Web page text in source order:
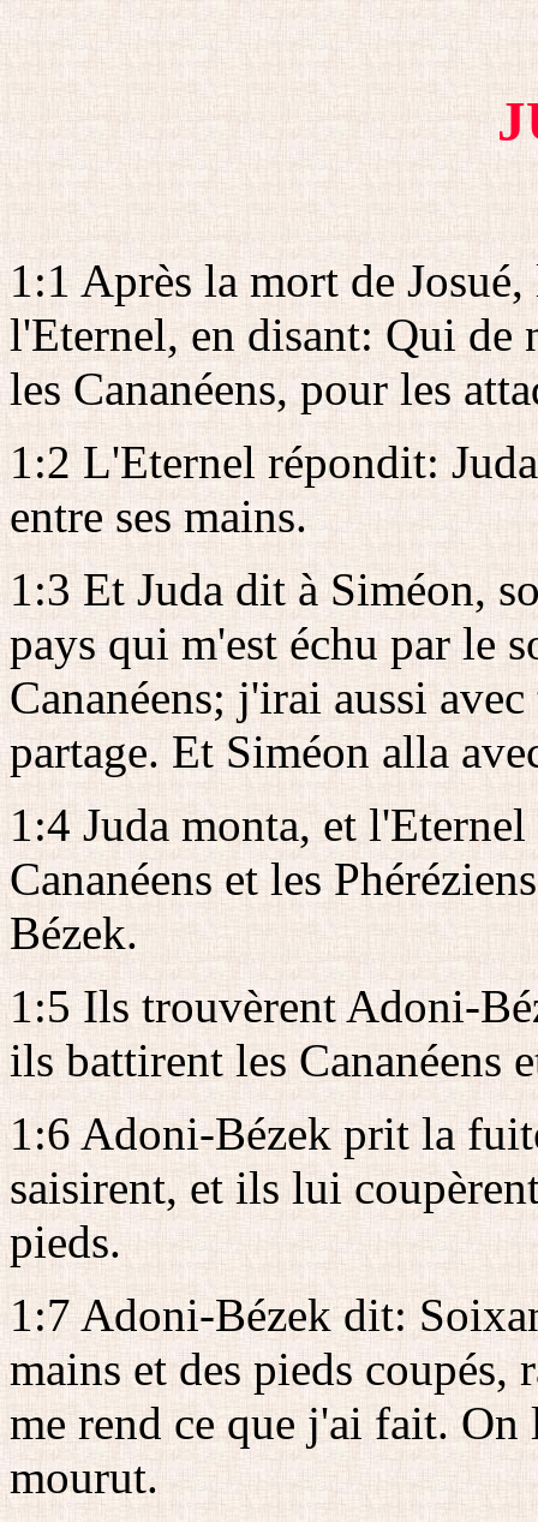
1:1 Après la mort de
l'Eternel, en disant: Qui de
les Cananéens, pour les
1:2 L'Eternel répondit:
entre ses mains.
1:3 Et Juda dit à Siméon,
pays qui m'est échu par le
Cananéens; j'irai aussi
partage. Et Siméon alla
1:4 Juda monta, et
Cananéens et les
Bézek.
1:5 Ils trouvèrent Adoni-
ils battirent les Cananéens
1:6 Adoni-Bézek prit la
saisirent, et ils lui
pieds.
1:7 Adoni-Bézek dit:
mains et des pieds coupés,
me rend ce que j'ai fait. On
mourut.